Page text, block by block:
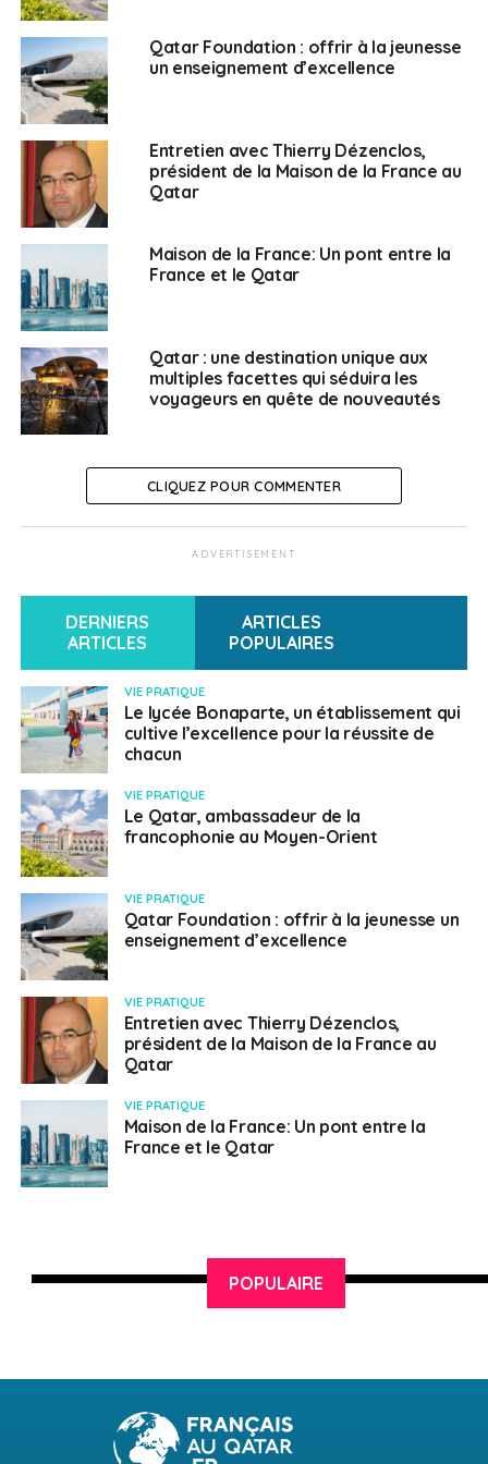
d’affaires du Qatar, Samkna est situé à 50 km (30
miles) au large de la région de Ruwais au Qatar et
produit 2 000 tonnes de poisson par an.
«Nous avons lancé un plan d’expansion pour doubler
notre capacité de production à 4 000 tonnes. Nous
obtenons des permis pour l’expansion et la
construction de nouvelles cages », a déclaré le
directeur des opérations et du développement de
l’aquaculture marine à Al-Qumra Mahmoud Tahoun.
«Dans cinq ans, nous prévoyons de couvrir 60% de la
demande locale.»
SUJETS ASSOCIÉS: FEATURED PISCICULTURE QATAR UNE
Yves Kerlidou
Retraité du ministère de la défense, spécialiste du Moyen
Qatar Foundation : offrir à la jeunesse
un enseignement d’excellence
Entretien avec Thierry Dézenclos,
président de la Maison de la France au
Qatar
Maison de la France: Un pont entre la
France et le Qatar
Qatar : une destination unique aux
multiples facettes qui séduira les
voyageurs en quête de nouveautés
CLIQUEZ POUR COMMENTER
ADVERTISEMENT
DERNIERS
ARTICLES
ARTICLES
POPULAIRES
VIE PRATIQUE
Le lycée Bonaparte, un établissement qui
cultive l’excellence pour la réussite de
chacun
VIE PRATIQUE
Le Qatar, ambassadeur de la
francophonie au Moyen-Orient
VIE PRATIQUE
Qatar Foundation : offrir à la jeunesse un
enseignement d’excellence
VIE PRATIQUE
Entretien avec Thierry Dézenclos,
président de la Maison de la France au
Qatar
VIE PRATIQUE
Maison de la France: Un pont entre la
France et le Qatar
POPULAIRE